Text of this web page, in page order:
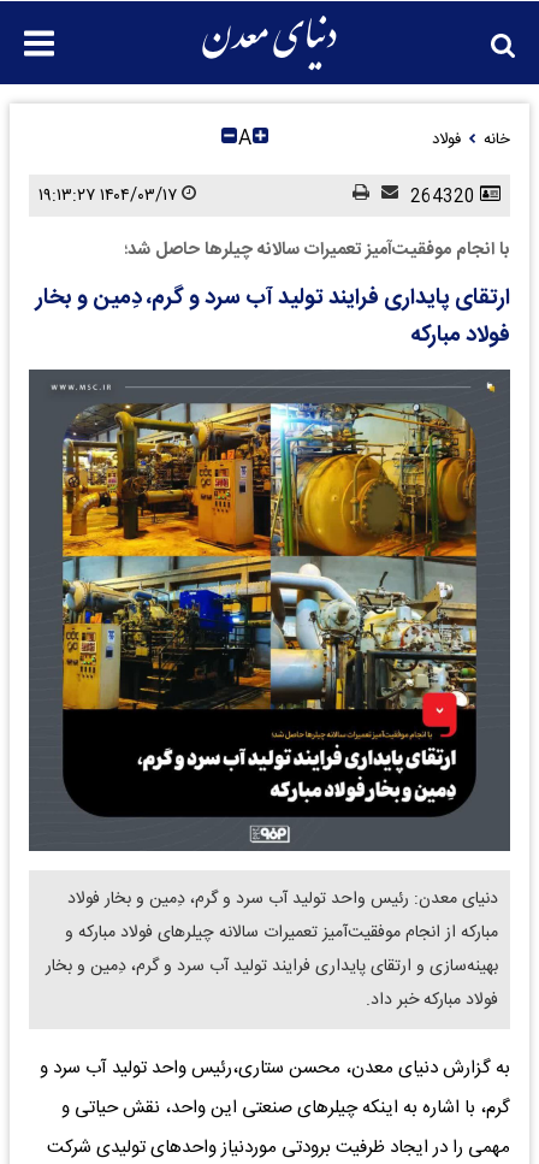
خانه فولاد A
با انجام موفقیت‌آمیز تعمیرات سالانه چیلرها حاصل شد؛
ارتقای پایداری فرایند تولید آب سرد و گرم، دِمین و بخار
فولاد مبارکه
دنیای معدن: رئیس واحد تولید آب سرد و گرم، دِمین و بخار فولاد
مبارکه از انجام موفقیت‌آمیز تعمیرات سالانه چیلرهای فولاد مبارکه و
بهینه‌سازی و ارتقای پایداری فرایند تولید آب سرد و گرم، دِمین و بخار
فولاد مبارکه خبر داد.
به گزارش دنیای معدن، محسن ستاری،رئیس واحد تولید آب سرد و
گرم، با اشاره به اینکه چیلرهای صنعتی این واحد، نقش حیاتی و
مهمی را در ایجاد ظرفیت برودتی موردنیاز واحدهای تولیدی شرکت